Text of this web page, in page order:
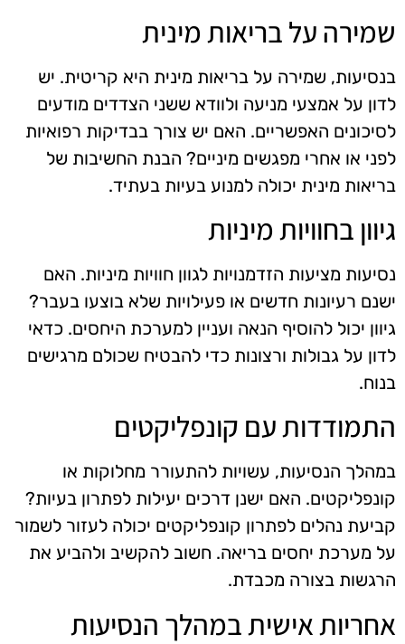
שמירה על בריאות מינית
בנסיעות, שמירה על בריאות מינית היא קריטית. יש
לדון על אמצעי מניעה ולוודא ששני הצדדים מודעים
לסיכונים האפשריים. האם יש צורך בבדיקות רפואיות
לפני או אחרי מפגשים מיניים? הבנת החשיבות של
בריאות מינית יכולה למנוע בעיות בעתיד.
גיוון בחוויות מיניות
נסיעות מציעות הזדמנויות לגוון חוויות מיניות. האם
ישנם רעיונות חדשים או פעילויות שלא בוצעו בעבר?
גיוון יכול להוסיף הנאה ועניין למערכת היחסים. כדאי
לדון על גבולות ורצונות כדי להבטיח שכולם מרגישים
בנוח.
התמודדות עם קונפליקטים
במהלך הנסיעות, עשויות להתעורר מחלוקות או
קונפליקטים. האם ישנן דרכים יעילות לפתרון בעיות?
קביעת נהלים לפתרון קונפליקטים יכולה לעזור לשמור
על מערכת יחסים בריאה. חשוב להקשיב ולהביע את
הרגשות בצורה מכבדת.
אחריות אישית במהלך הנסיעות